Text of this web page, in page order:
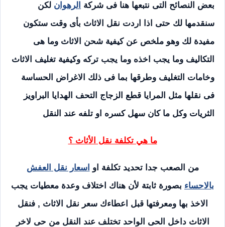
بعض النصائح التى نتبعها هنا فى شركة
الرهوان لكن
سنقدمها لك حتى اذا اردت نقل الاثاث بأى وقت ستكون
مفيدة لك وهو ملخص عن كيفية شحن الاثاث وما هى
التكاليف وما يجب اخذه وما يجب تركه وكيفية تغليف الاثاث
وخامات التغليف وطرقها بما فى ذلك الاغراض الحساسة
فى نقلها مثل المرايا قطع الزجاج التحف الهدايا البراويز
الثريات وكل ما كان سهل كسره او تلفه عند النقل
ما هي تكلفة نقل الأثاث ؟
من الصعب جدا تحديد تكلفة او
اسعار نقل العفش
بالاحساء بصورة ثابتة لأن هناك اختلاف وعدة معطيات يجب
الاخذ بها ومعرفتها قبل اعطاءك سعر نقل الاثاث , فنقل
الاثاث داخل الحى الواحد تختلف عند النقل من حى لاخر